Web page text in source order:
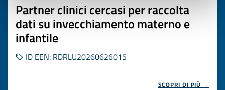
Partner clinici cercasi per raccolta
dati su invecchiamento materno e
infantile
ID EEN: RDRLU20260626015
SCOPRI DI PIÙ →